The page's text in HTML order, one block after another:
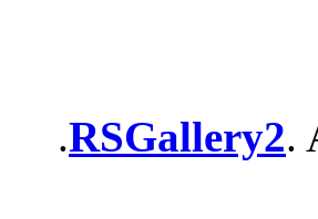
RSGallery2.